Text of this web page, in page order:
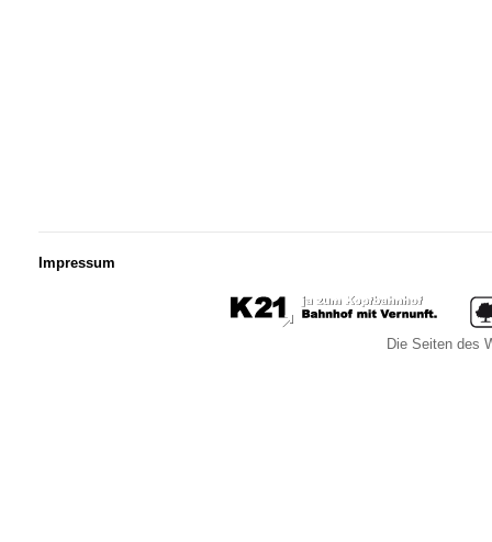
Impressum
Die Seiten des